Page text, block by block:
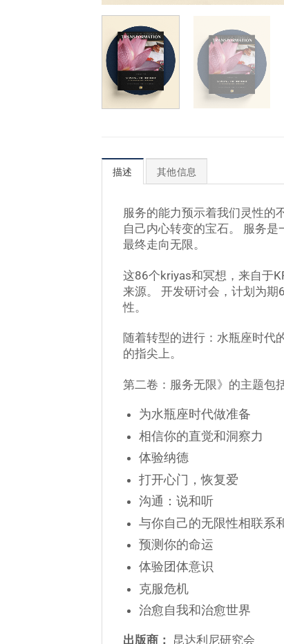
描述 其他信息
服务的能力预示着我们灵性的
自己内心转变的宝石。 服务
最终走向无限。
这86个kriyas和冥想，来自于
来源。 开发研讨会，计划为
性。
随着转型的进行：水瓶座时代
的指尖上。
第二卷：服务无限》的主题包
为水瓶座时代做准备
相信你的直觉和洞察力
体验纳德
打开心门，恢复爱
沟通：说和听
与你自己的无限性相联系
预测你的命运
体验团体意识
克服危机
治愈自我和治愈世界
出版商： 昆达利尼研究会